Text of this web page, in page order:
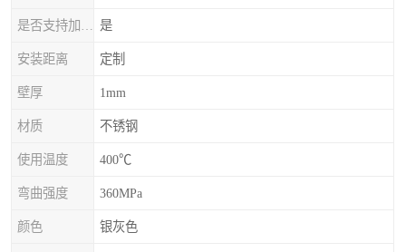
是
安装距离 定制
壁厚 1mm
材质 不锈钢
使用温度 400℃
弯曲强度 360MPa
颜色 银灰色